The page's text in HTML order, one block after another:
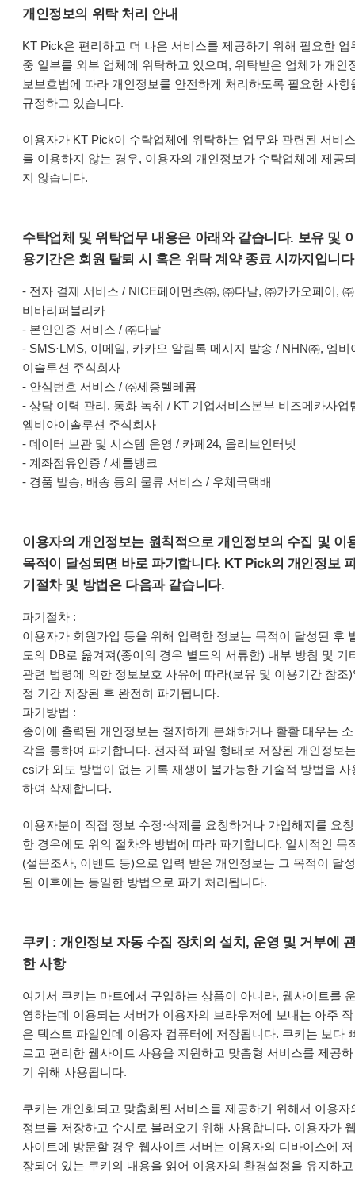
개인정보의 위탁 처리 안내
KT Pick은 편리하고 더 나은 서비스를 제공하기 위해 필요한 업
중 일부를 외부 업체에 위탁하고 있으며, 위탁받은 업체가 개인
보보호법에 따라 개인정보를 안전하게 처리하도록 필요한 사항
규정하고 있습니다.
이용자가 KT Pick이 수탁업체에 위탁하는 업무와 관련된 서비스
를 이용하지 않는 경우, 이용자의 개인정보가 수탁업체에 제공
지 않습니다.
수탁업체 및 위탁업무 내용은 아래와 같습니다. 보유 및
용기간은 회원 탈퇴 시 혹은 위탁 계약 종료 시까지입니
- 전자 결제 서비스 / NICE페이먼츠㈜, ㈜다날, ㈜카카오페이, ㈜
비바리퍼블리카
- 본인인증 서비스 / ㈜다날
- SMS·LMS, 이메일, 카카오 알림톡 메시지 발송 / NHN㈜, 엠비
이솔루션 주식회사
- 안심번호 서비스 / ㈜세종텔레콤
- 상담 이력 관리, 통화 녹취 / KT 기업서비스본부 비즈메카사업
엠비아이솔루션 주식회사
- 데이터 보관 및 시스템 운영 / 카페24, 올리브인터넷
- 계좌점유인증 / 세틀뱅크
- 경품 발송, 배송 등의 물류 서비스 / 우체국택배
이용자의 개인정보는 원칙적으로 개인정보의 수집 및 이
목적이 달성되면 바로 파기합니다. KT Pick의 개인정보
기절차 및 방법은 다음과 같습니다.
파기절차 :
이용자가 회원가입 등을 위해 입력한 정보는 목적이 달성된 후
도의 DB로 옮겨져(종이의 경우 별도의 서류함) 내부 방침 및 기
관련 법령에 의한 정보보호 사유에 따라(보유 및 이용기간 참조)
정 기간 저장된 후 완전히 파기됩니다.
파기방법 :
종이에 출력된 개인정보는 철저하게 분쇄하거나 활활 태우는 소
각을 통하여 파기합니다. 전자적 파일 형태로 저장된 개인정보
csi가 와도 방법이 없는 기록 재생이 불가능한 기술적 방법을 사
하여 삭제합니다.
이용자분이 직접 정보 수정·삭제를 요청하거나 가입해지를 요청
한 경우에도 위의 절차와 방법에 따라 파기합니다. 일시적인 목
(설문조사, 이벤트 등)으로 입력 받은 개인정보는 그 목적이 달성
된 이후에는 동일한 방법으로 파기 처리됩니다.
쿠키 : 개인정보 자동 수집 장치의 설치, 운영 및 거부에
한 사항
여기서 쿠키는 마트에서 구입하는 상품이 아니라, 웹사이트를
영하는데 이용되는 서버가 이용자의 브라우저에 보내는 아주 작
은 텍스트 파일인데 이용자 컴퓨터에 저장됩니다. 쿠키는 보다
르고 편리한 웹사이트 사용을 지원하고 맞춤형 서비스를 제공하
기 위해 사용됩니다.
쿠키는 개인화되고 맞춤화된 서비스를 제공하기 위해서 이용자
정보를 저장하고 수시로 불러오기 위해 사용합니다. 이용자가
사이트에 방문할 경우 웹사이트 서버는 이용자의 디바이스에 저
장되어 있는 쿠키의 내용을 읽어 이용자의 환경설정을 유지하고